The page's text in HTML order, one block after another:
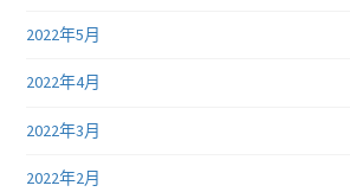
2022年5月
2022年4月
2022年3月
2022年2月